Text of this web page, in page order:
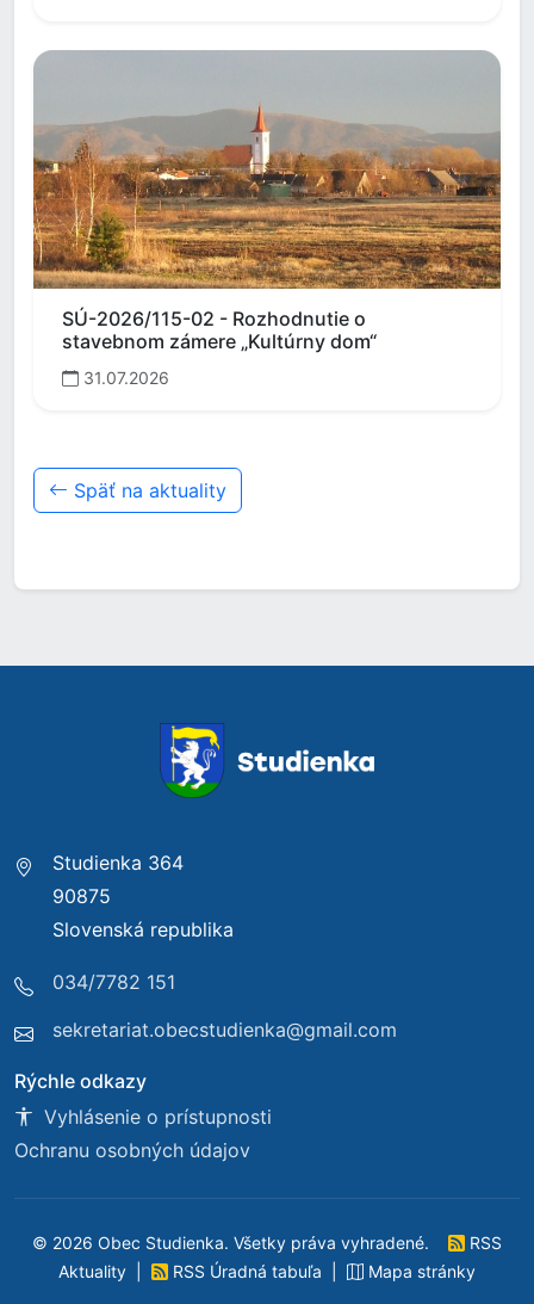
SÚ-2026/115-02 - Rozhodnutie o
stavebnom zámere „Kultúrny dom“
31.07.2026
Späť na aktuality
Studienka 364
90875
Slovenská republika
034/7782 151
sekretariat.obecstudienka@gmail.com
Rýchle odkazy
Vyhlásenie o prístupnosti
Ochranu osobných údajov
© 2026 Obec Studienka. Všetky práva vyhradené.
RSS
Aktuality
RSS Úradná tabuľa Mapa stránky